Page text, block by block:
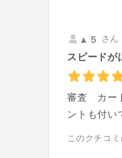
▲５ さ
スピードが
審査 カー
ントも付い
このクチコ